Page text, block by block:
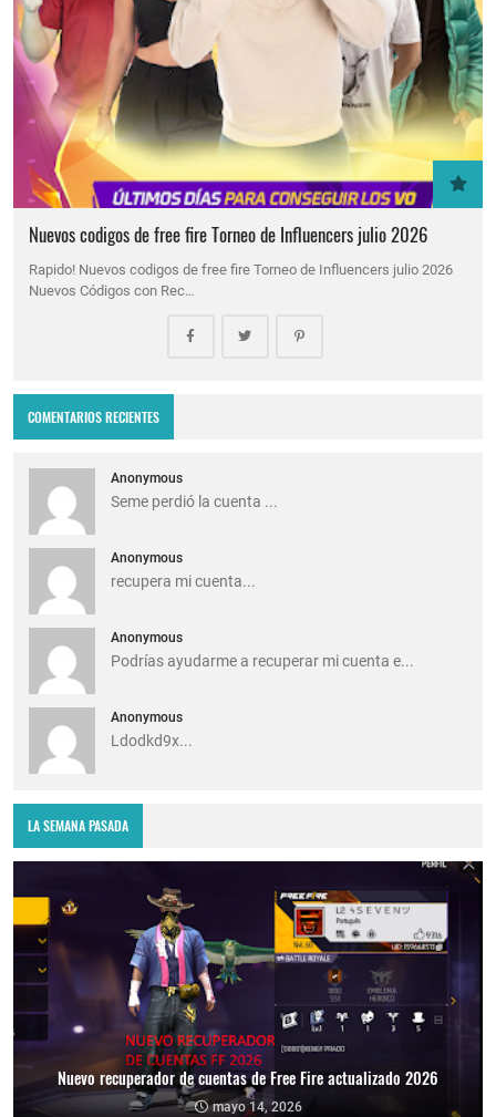
Nuevos codigos de free fire Torneo de Influencers julio 2026
Rapido! Nuevos codigos de free fire Torneo de Influencers julio 2026
Nuevos Códigos con Rec…
COMENTARIOS RECIENTES
Anonymous
Seme perdió la cuenta ...
Anonymous
recupera mi cuenta...
Anonymous
Podrías ayudarme a recuperar mi cuenta e...
Anonymous
Ldodkd9x...
LA SEMANA PASADA
Nuevo recuperador de cuentas de Free Fire actualizado 2026
mayo 14, 2026